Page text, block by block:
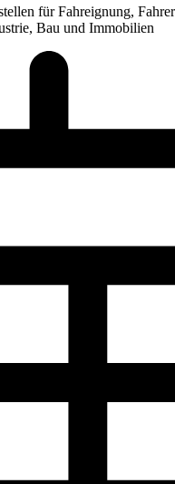
für Fahreignung,
Bau und Immobilien